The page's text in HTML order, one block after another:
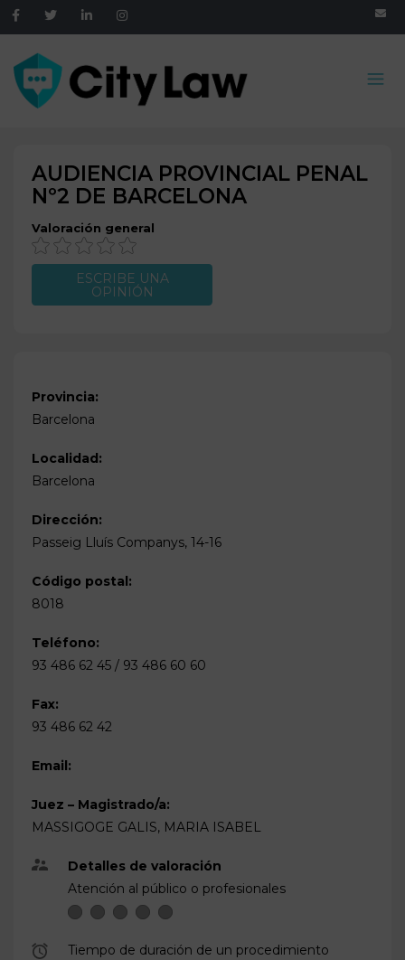
AUDIENCIA PROVINCIAL PENAL
Nº2 DE BARCELONA
Valoración general
ESCRIBE UNA
OPINIÓN
Provincia:
Barcelona
Localidad:
Barcelona
Dirección:
Passeig Lluís Companys, 14-16
Código postal:
8018
Teléfono:
93 486 62 45 / 93 486 60 60
Fax:
93 486 62 42
Email:
Juez – Magistrado/a:
MASSIGOGE GALIS, MARIA ISABEL
Detalles de valoración
Atención al público o profesionales
Tiempo de duración de un procedimiento